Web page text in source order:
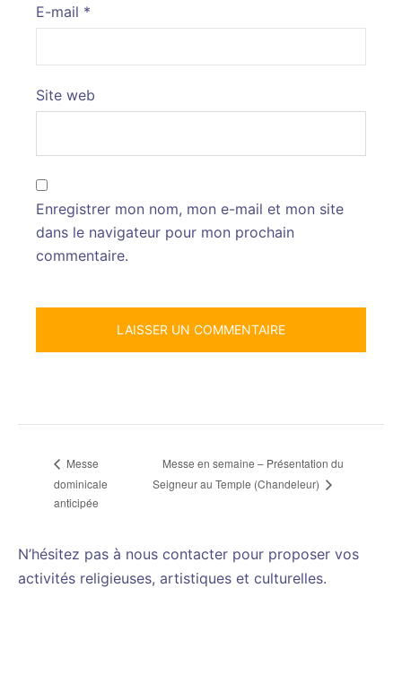
E-mail *
Site web
Enregistrer mon nom, mon e-mail et mon site
dans le navigateur pour mon prochain
commentaire.
Messe
dominicale
anticipée
Messe en semaine – Présentation du
Seigneur au Temple (Chandeleur)
N’hésitez pas à nous contacter pour proposer vos
activités religieuses, artistiques et culturelles.